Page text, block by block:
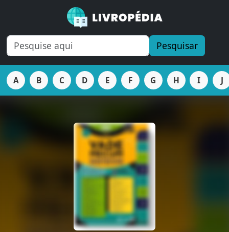
Pesquisar
A B C D E F G H I J